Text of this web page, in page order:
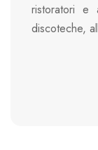
ristoratori e
discoteche,